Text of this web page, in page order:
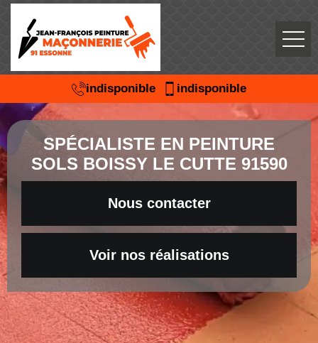
indisponible indisponible
SPÉCIALISTE EN PEINTURE
SOLS BOISSY LE CUTTE 91590
Nous contacter
Voir nos réalisations